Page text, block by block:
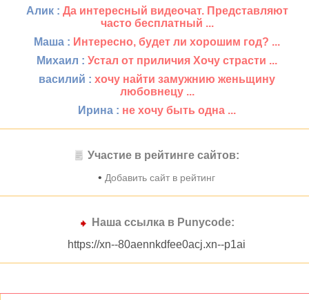
Алик : Да интересный видеочат. Представляют
часто бесплатный ...
Маша : Интересно, будет ли хорошим год? ...
Михаил : Устал от приличия Хочу страсти ...
василий : хочу найти замужнию женьщину
любовнецу ...
Ирина : не хочу быть одна ...
Участие в рейтинге сайтов:
• Добавить сайт в рейтинг
Наша ссылка в Punycode:
https://xn--80aennkdfee0acj.xn--p1ai